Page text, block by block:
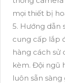
mọi thiết bị
5. Hướng dẫn
cung cấp lắp
hàng cách sử
kèm. Đội ngũ
luôn sẵn